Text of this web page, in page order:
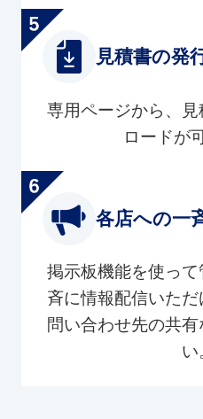
見積書の発
専用ページから、
ロードが
各店への一
掲示板機能を使っ
斉に情報配信いた
問い合わせ先の共
い